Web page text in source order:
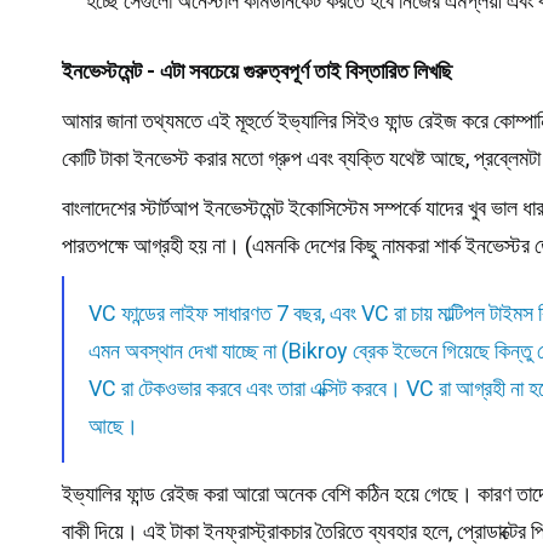
ইনভেস্টমেন্ট - এটা সবচেয়ে গুরুত্বপূর্ণ তাই বিস্তারিত লিখছি
আমার জানা তথ্যমতে এই মূহুর্তে ইভ্যালির সিইও ফান্ড রেইজ করে
কোটি টাকা ইনভেস্ট করার মতো গ্রুপ এবং ব্যক্তি যথেষ্ট আছে,
বাংলাদেশের স্টার্টআপ ইনভেস্টমেন্ট ইকোসিস্টেম সম্পর্কে যাদের খুব
পারতপক্ষে আগ্রহী হয় না। (এমনকি দেশের কিছু নামকরা শার্ক ইনভেস্টর
VC ফান্ডের লাইফ সাধারণত 7 বছর, এবং VC রা চায় মাল্টিপল টাইমস
এমন অবস্থান দেখা যাচ্ছে না (Bikroy ব্রেক ইভেনে গিয়েছে কিন্তু
VC রা টেকওভার করবে এবং তারা এক্সিট করবে। VC রা আগ্রহী না
আছে।
ইভ্যালির ফান্ড রেইজ করা আরো অনেক বেশি কঠিন হয়ে গেছে। কারণ তাদের
বাকী দিয়ে। এই টাকা ইনফ্রাস্ট্রাকচার তৈরিতে ব্যবহার হলে,